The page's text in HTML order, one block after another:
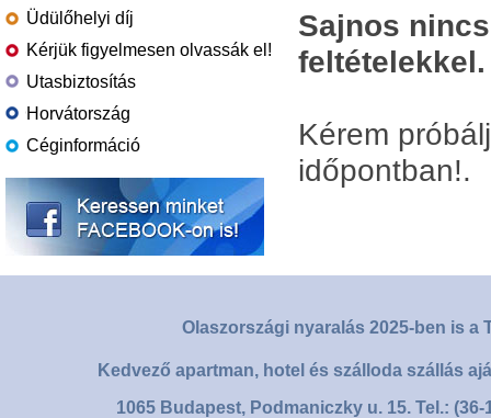
Sajnos
feltételekkel.
Kérem
időpontban!.
Üdülőhelyi díj
Kérjük figyelmesen olvassák el!
Utasbiztosítás
Horvátország
Céginformáció
Olaszországi nyaralás 2025-ben is a
Kedvező apartman, hotel és szálloda szállás
1065 Budapest, Podmaniczky u. 15. Tel.: